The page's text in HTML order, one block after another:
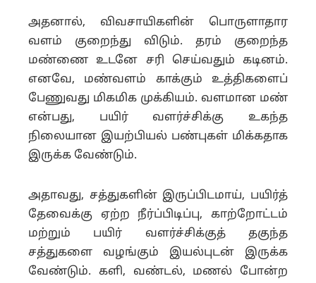
அதனால், விவசாயிகளின் பொருளாதார
வளம் குறைந்து விடும். தரம் குறைந்த
மண்ணை உடனே சரி செய்வதும் கடினம்.
எனவே, மண்வளம் காக்கும் உத்திகளைப்
பேணுவது மிகமிக முக்கியம். வளமான மண்
என்பது, பயிர் வளர்ச்சிக்கு உகந்த
நிலையான இயற்பியல் பண்புகள் மிக்கதாக
இருக்க வேண்டும்.
அதாவது, சத்துகளின் இருப்பிடமாய், பயிர்த்
தேவைக்கு ஏற்ற நீர்ப்பிடிப்பு, காற்றோட்டம்
மற்றும் பயிர் வளர்ச்சிக்குத் தகுந்த
சத்துகளை வழங்கும் இயல்புடன் இருக்க
வேண்டும். களி, வண்டல், மணல் போன்ற